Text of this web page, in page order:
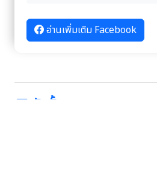
อ่านเพิ่มเติม Facebook
อัลบั้มภาพ